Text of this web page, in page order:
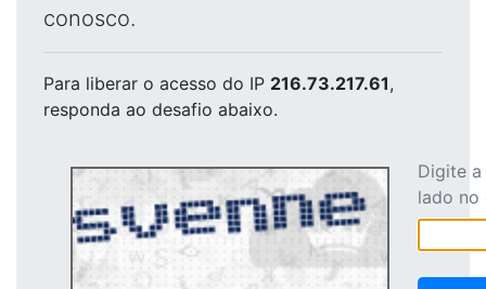
conosco.
Para liberar o acesso do IP 216.73.217.61,
responda ao desafio abaixo.
Digite
lado no